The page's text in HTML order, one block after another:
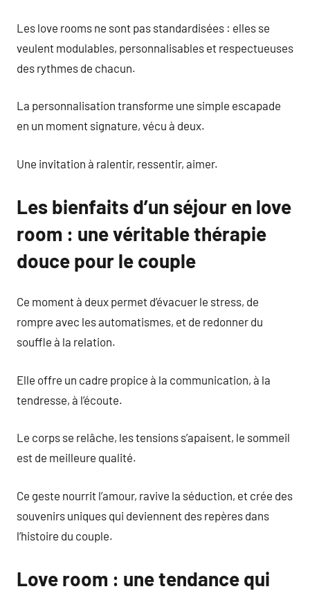
Les love rooms ne sont pas standardisées : elles se
veulent modulables, personnalisables et respectueuses
des rythmes de chacun.
La personnalisation transforme une simple escapade
en un moment signature, vécu à deux.
Une invitation à ralentir, ressentir, aimer.
Les bienfaits d’un séjour en love
room : une véritable thérapie
douce pour le couple
Ce moment à deux permet d’évacuer le stress, de
rompre avec les automatismes, et de redonner du
souffle à la relation.
Elle offre un cadre propice à la communication, à la
tendresse, à l’écoute.
Le corps se relâche, les tensions s’apaisent, le sommeil
est de meilleure qualité.
Ce geste nourrit l’amour, ravive la séduction, et crée des
souvenirs uniques qui deviennent des repères dans
l’histoire du couple.
Love room : une tendance qui